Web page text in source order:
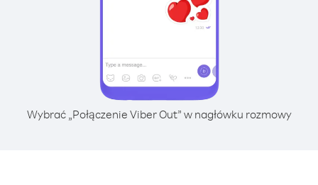
Wybrać „Połączenie Viber Out” w nagłówku rozmowy